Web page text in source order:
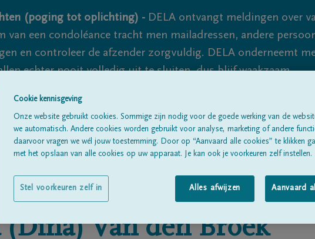
(poging tot oplichting) - DELA ontvangt meldingen over
van een condoléance tracht men mailadressen, andere
en controleer de afzender zorgvuldig. DELA onderneemt
echter nooit volledig uit te sluiten, dus blijf waakzaam.
Alle rouwberichtenOver ons
(Dina) Van den Broek
Cookie kennisgeving
Onze website gebruikt cookies. Sommige zijn nodig voor de goede werking van de
we automatisch. Andere cookies worden gebruikt voor analyse, marketing of andere
daarvoor vragen we wél jouw toestemming. Door op “Aanvaard alle cookies” te klikken
met het opslaan van alle cookies op uw apparaat. Je kan ook je voorkeuren zelf instellen.
Alles afwijzen Aanvaard
Stel voorkeuren zelf in